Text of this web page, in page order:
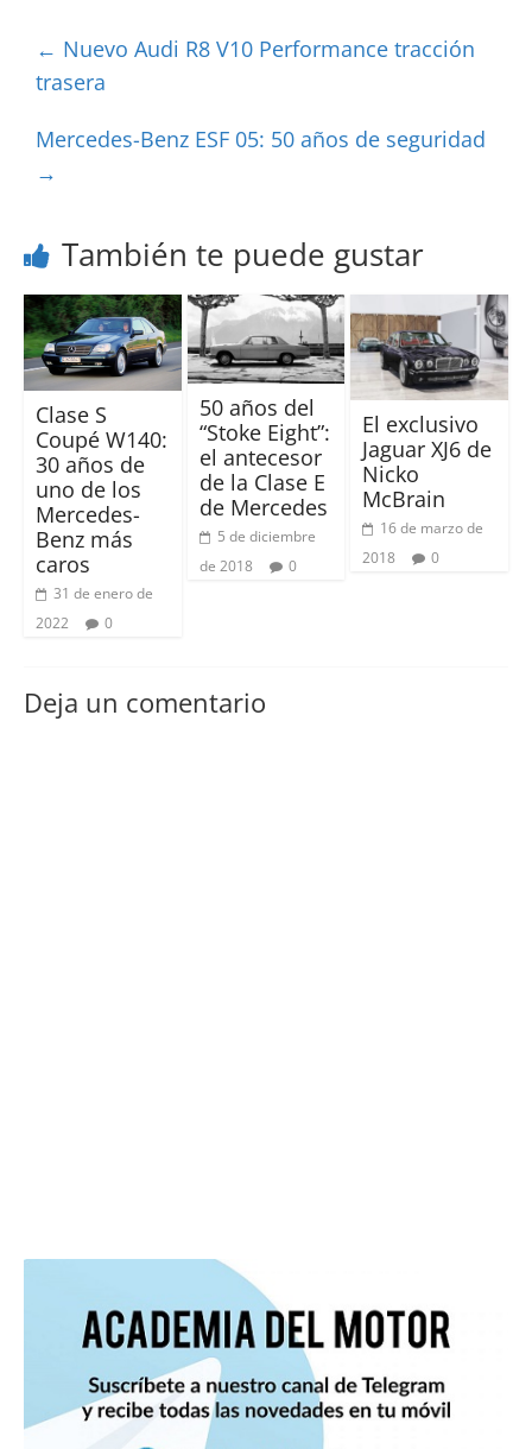
← Nuevo Audi R8 V10 Performance tracción
trasera
Mercedes-Benz ESF 05: 50 años de seguridad
→
También te puede gustar
Clase S
Coupé W140:
30 años de
uno de los
Mercedes-
Benz más
caros
31 de enero de
2022
0
50 años del
“Stoke Eight”:
el antecesor
de la Clase E
de Mercedes
5 de diciembre
de 2018
0
El exclusivo
Jaguar XJ6 de
Nicko
McBrain
16 de marzo de
2018
0
Deja un comentario